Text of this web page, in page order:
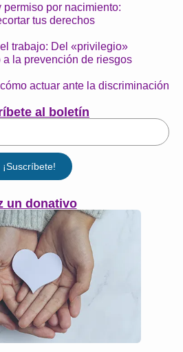
permiso por nacimiento:
tus derechos
trabajo: Del «privilegio»
la prevención de riesgos
actuar ante la discriminación
al boletín
¡Suscríbete!
un donativo